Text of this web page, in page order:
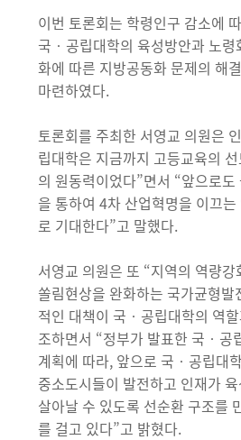
이번 토론회는 학령인구 감소에
국‧공립대학의 육성방안과 노령
화에 따른 지방공동화 문제의 해
마련하였다.
토론회를 주최한 서영교 의원은
립대학은 지금까지 고등교육의
의 원동력이었다”면서 “앞으로
을 통하여 4차 산업혁명을 이끄
로 기대한다”고 말했다.
서영교 의원은 또 “지역의 역량
쏠림현상을 완화하는 국가균형발
적인 대책이 국‧공립대학의 역
조하면서 “정부가 발표한 국‧공
계획에 따라, 앞으로 국‧공립대
중소도시들이 발전하고 인재가
살아날 수 있도록 선순환 구조를
를 걸고 있다”고 밝혔다.